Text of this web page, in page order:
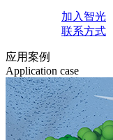
加入智光
联系方式
应用案例
Application case